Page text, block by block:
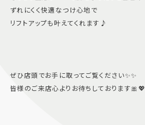
ずれにくく快適なつけ心地で
リフトアップも叶えてくれます♪
ぜひ店頭でお手に取ってご覧ください✨✨
皆様のご来店心よりお待ちしております🎀💖